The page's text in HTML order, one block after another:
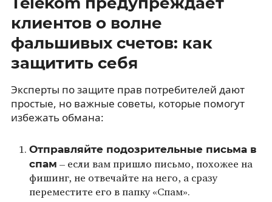
клиентов о волне
фальшивых счетов: как
защитить себя
Эксперты по защите прав потребителей дают
простые, но важные советы, которые помогут
избежать обмана:
Отправляйте подозрительные письма в
спам – если вам пришло письмо, похожее на
фишинг, не отвечайте на него, а сразу
переместите его в папку «Спам».